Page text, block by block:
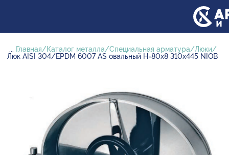
... Главная Каталог металла Специальная арматура
Люки
Люк AISI 304/EPDM 6007 AS овальный H=80х8 310х445 NIOB